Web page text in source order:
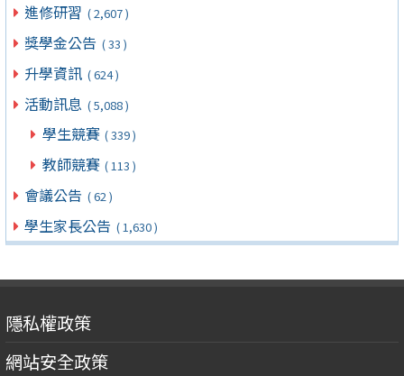
進修研習 ( 2,607 )
獎學金公告 ( 33 )
升學資訊 ( 624 )
活動訊息 ( 5,088 )
學生競賽 ( 339 )
教師競賽 ( 113 )
會議公告 ( 62 )
學生家長公告 ( 1,630 )
隱私權政策
網站安全政策